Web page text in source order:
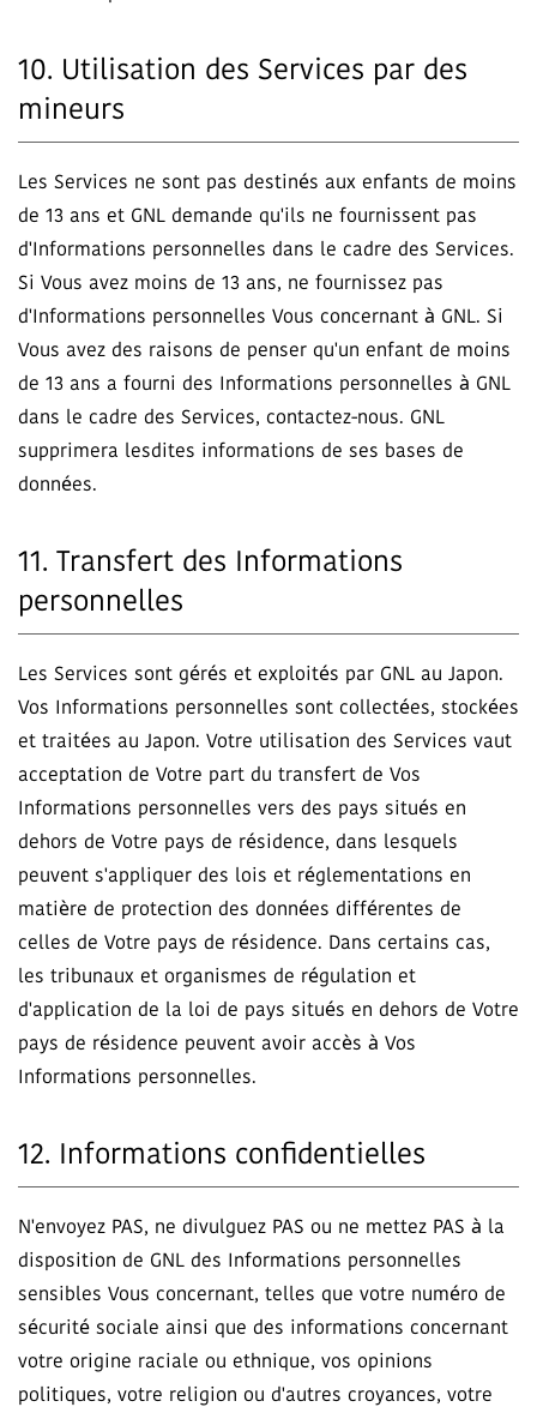
10. Utilisation des Services par des
mineurs
Les Services ne sont pas destinés aux enfants de moins
de 13 ans et GNL demande qu'ils ne fournissent pas
d'Informations personnelles dans le cadre des Services.
Si Vous avez moins de 13 ans, ne fournissez pas
d'Informations personnelles Vous concernant à GNL. Si
Vous avez des raisons de penser qu'un enfant de moins
de 13 ans a fourni des Informations personnelles à GNL
dans le cadre des Services, contactez-nous. GNL
supprimera lesdites informations de ses bases de
données.
11. Transfert des Informations
personnelles
Les Services sont gérés et exploités par GNL au Japon.
Vos Informations personnelles sont collectées, stockées
et traitées au Japon. Votre utilisation des Services vaut
acceptation de Votre part du transfert de Vos
Informations personnelles vers des pays situés en
dehors de Votre pays de résidence, dans lesquels
peuvent s'appliquer des lois et réglementations en
matière de protection des données différentes de
celles de Votre pays de résidence. Dans certains cas,
les tribunaux et organismes de régulation et
d'application de la loi de pays situés en dehors de Votre
pays de résidence peuvent avoir accès à Vos
Informations personnelles.
12. Informations confidentielles
N'envoyez PAS, ne divulguez PAS ou ne mettez PAS à la
disposition de GNL des Informations personnelles
sensibles Vous concernant, telles que votre numéro de
sécurité sociale ainsi que des informations concernant
votre origine raciale ou ethnique, vos opinions
politiques, votre religion ou d'autres croyances, votre